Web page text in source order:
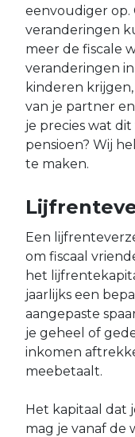
eenvoudiger op.
veranderingen
meer de fiscale
veranderingen
kinderen
van je partner
je precies wat
pensioen? Wij
te maken.
Een
om fiscaal
het
jaarlijks een
aangepaste
je geheel of
inkomen
meebetaalt.
Het kapitaal dat
mag je vanaf de